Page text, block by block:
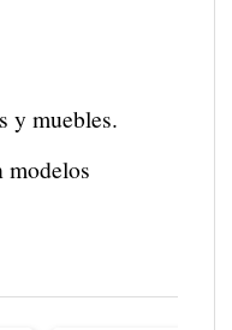
y muebles.
modelos